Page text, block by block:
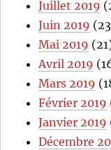
Juillet 2019
Juin 2019
Mai 2019
Avril 2019
Mars 2019
Février 2019
Janvier 2019
Décembre